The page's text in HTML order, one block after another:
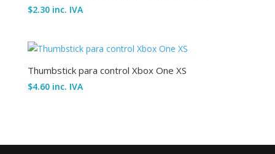
$2.30 inc. IVA
Thumbstick para control Xbox One XS
$4.60 inc. IVA